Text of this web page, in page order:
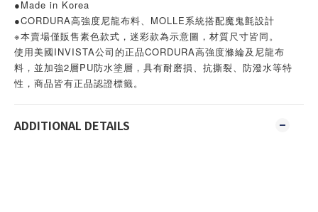
●Made in Korea
●CORDURA高強度尼龍布料、MOLLE系統搭配魔鬼氈設計
※本賣場僅販售素色款式，迷彩款為示意圖，材質尺寸皆同。
使用美國INVISTA公司的正品CORDURA高強度滌綸及尼龍布
料，並加強2層PU防水塗層，具有耐磨損、抗撕裂、防潑水等特
性，商品皆有正品認證標籤。
ADDITIONAL DETAILS